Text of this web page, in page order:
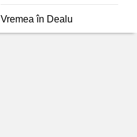
Vremea în Dealu